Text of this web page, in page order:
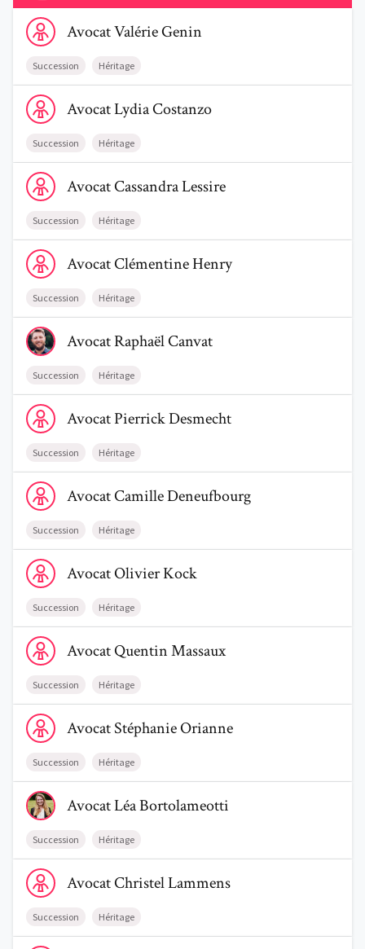
Voir le profil de AvocatValérie Genin
AvocatValérieGenin
Succession Héritage
Voir le profil de AvocatLydia Costanzo
AvocatLydiaCostanzo
Succession Héritage
Voir le profil de AvocatCassandra Lessire
AvocatCassandraLessire
Succession Héritage
Voir le profil de AvocatClémentine Henry
AvocatClémentineHenry
Succession Héritage
Voir le profil de AvocatRaphaël Canvat
AvocatRaphaëlCanvat
Succession Héritage
Voir le profil de AvocatPierrick Desmecht
AvocatPierrickDesmecht
Succession Héritage
Voir le profil de AvocatCamille Deneufbourg
AvocatCamilleDeneufbourg
Succession Héritage
Voir le profil de AvocatOlivier Kock
AvocatOlivierKock
Succession Héritage
Voir le profil de AvocatQuentin Massaux
AvocatQuentinMassaux
Succession Héritage
Voir le profil de AvocatStéphanie Orianne
AvocatStéphanieOrianne
Succession Héritage
Voir le profil de AvocatLéa Bortolameotti
AvocatLéaBortolameotti
Succession Héritage
Voir le profil de AvocatChristel Lammens
AvocatChristelLammens
Succession Héritage
Voir le profil de AvocatNathalie Guillet